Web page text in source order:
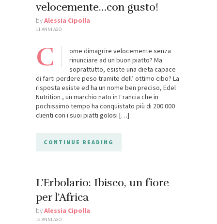
velocemente…con gusto!
byAlessia Cipolla
11 ANNI AGO
C
ome dimagrire velocemente senza
rinunciare ad un buon piatto? Ma
soprattutto, esiste una dieta capace
di farti perdere peso tramite dell’ ottimo cibo? La
risposta esiste ed ha un nome ben preciso, Edel
Nutrition , un marchio nato in Francia che in
pochissimo tempo ha conquistato più di 200.000
clienti con i suoi piatti golosi […]
CONTINUE READING
L’Erbolario: Ibisco, un fiore
per l’Africa
byAlessia Cipolla
12 ANNI AGO